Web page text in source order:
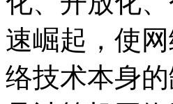
速崛起，使
络技术本身